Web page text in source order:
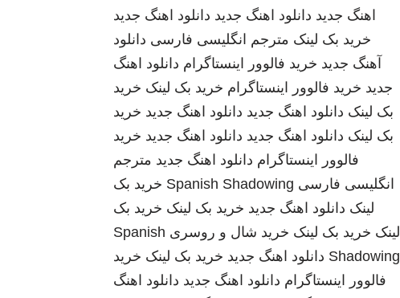
اهنگ جدید دانلود اهنگ جدید دانلود اهنگ جدید
خرید بک لینک مترجم انگلیسی فارسی دانلود
آهنگ جدید خرید فالوور اینستاگرام دانلود اهنگ
جدید خرید فالوور اینستاگرام خرید بک لینک خرید
بک لینک دانلود اهنگ جدید دانلود اهنگ جدید خرید
بک لینک دانلود اهنگ جدید دانلود اهنگ جدید خرید
فالوور اینستاگرام دانلود اهنگ جدید مترجم
انگلیسی فارسی Spanish Shadowing خرید بک
لینک دانلود اهنگ جدید خرید بک لینک خرید بک
لینک خرید بک لینک خرید شال و روسری Spanish
Shadowing دانلود اهنگ جدید خرید بک لینک خرید
فالوور اینستاگرام دانلود اهنگ جدید دانلود اهنگ